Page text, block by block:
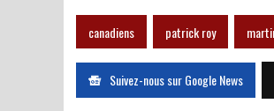
canadiens patrick roy
Suivez-nous sur Google News